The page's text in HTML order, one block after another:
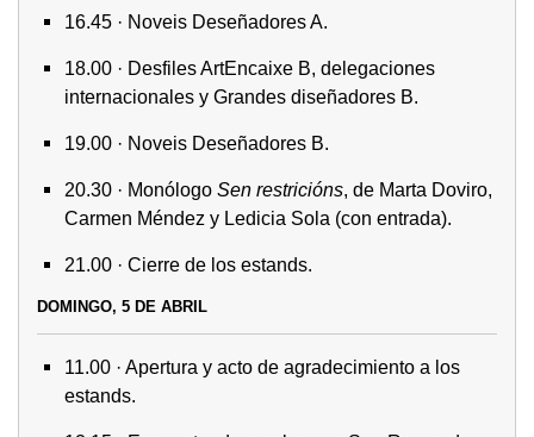
16.45 · Noveis Deseñadores A.
18.00 · Desfiles ArtEncaixe B, delegaciones
internacionales y Grandes diseñadores B.
19.00 · Noveis Deseñadores B.
20.30 · Monólogo Sen restricións, de Marta Doviro,
Carmen Méndez y Ledicia Sola (con entrada).
21.00 · Cierre de los estands.
DOMINGO, 5 DE ABRIL
11.00 · Apertura y acto de agradecimiento a los
estands.